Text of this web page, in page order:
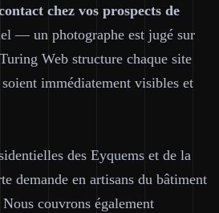
chez vos prospects de
— un photographe est jugé sur
Web structure chaque site
immédiatement visibles et
des Eyquems et de la
demande en artisans du bâtiment
couvrons également